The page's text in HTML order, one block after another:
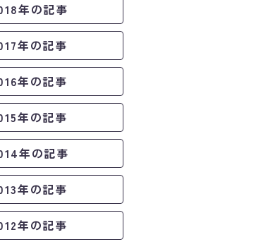
年の記事
年の記事
年の記事
年の記事
年の記事
年の記事
年の記事